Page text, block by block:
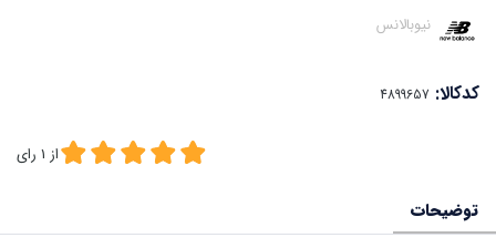
نیوبالانس
کدکالا:
از 1 رای
توضیحات